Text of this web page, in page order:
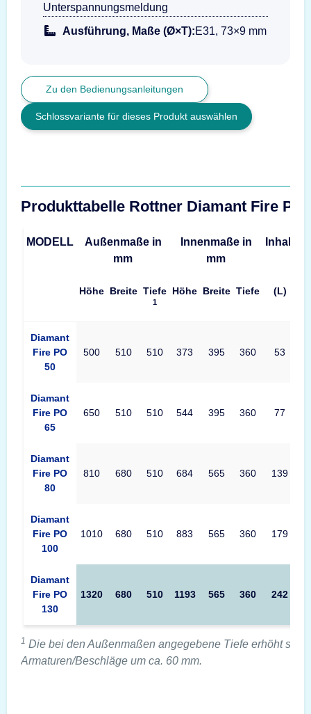
Unterspannungsmeldung
Ausführung, Maße (Ø×T):E31, 73×9 mm
Zu den Bedienungsanleitungen
Schlossvariante für dieses Produkt auswählen
Produkttabelle Rottner Diamant Fire PO
MODELL
Außenmaße in
mm
Innenmaße in
mm
Inhalt
Höhe Breite Tiefe
1
Höhe Breite Tiefe (L)
Diamant
Fire PO
50
500 510 510 373 395 360 53
Diamant
Fire PO
65
650 510 510 544 395 360 77
Diamant
Fire PO
80
810 680 510 684 565 360 139
Diamant
Fire PO
100
1010 680 510 883 565 360 179
Diamant
Fire PO
130
1320 680 510 1193 565 360 242
1 Die bei den Außenmaßen angegebene Tiefe erhöht sich
Armaturen/Beschläge um ca. 60 mm.